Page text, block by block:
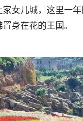
儿城，这里一年
身在花的王国。